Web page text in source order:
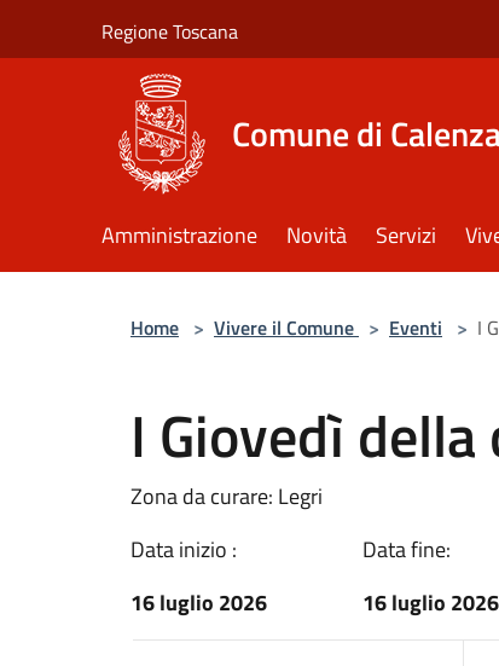
Regione Toscana
Comune di
Amministrazione Novità Servizi
Home > Vivere il Comune > Eventi > I
I Giovedì
Zona da curare: Legri
Data inizio :
16 luglio 2026
Data fine:
16 luglio 2026